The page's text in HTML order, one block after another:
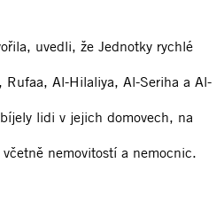
uvedli, že Jednotky rychlé
Rufaa, Al-Hilaliya, Al-Seriha a Al-
lidi v jejich domovech, na
nemovitostí a nemocnic.